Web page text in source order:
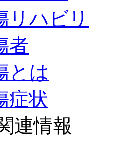
リハビリ
者
とは
症状
連情報